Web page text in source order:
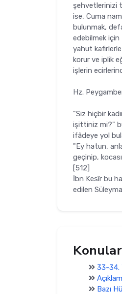
şehvetlerinizi
ise, Cuma
bulunmak,
edebilmek için
yahut kafirlerle
korur ve iplik
işlerin
Hz.
"Siz hiçbir
işittiniz mi?"
ifâdeye yol
"Ey hatun,
geçinip,
[512]
İbn Kesîr bu
edilen
Konular
33-34.
Bazı